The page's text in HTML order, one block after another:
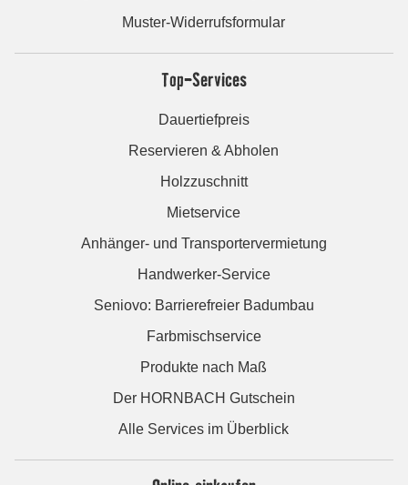
Muster-Widerrufsformular
Top-Services
Dauertiefpreis
Reservieren & Abholen
Holzzuschnitt
Mietservice
Anhänger- und Transportervermietung
Handwerker-Service
Seniovo: Barrierefreier Badumbau
Farbmischservice
Produkte nach Maß
Der HORNBACH Gutschein
Alle Services im Überblick